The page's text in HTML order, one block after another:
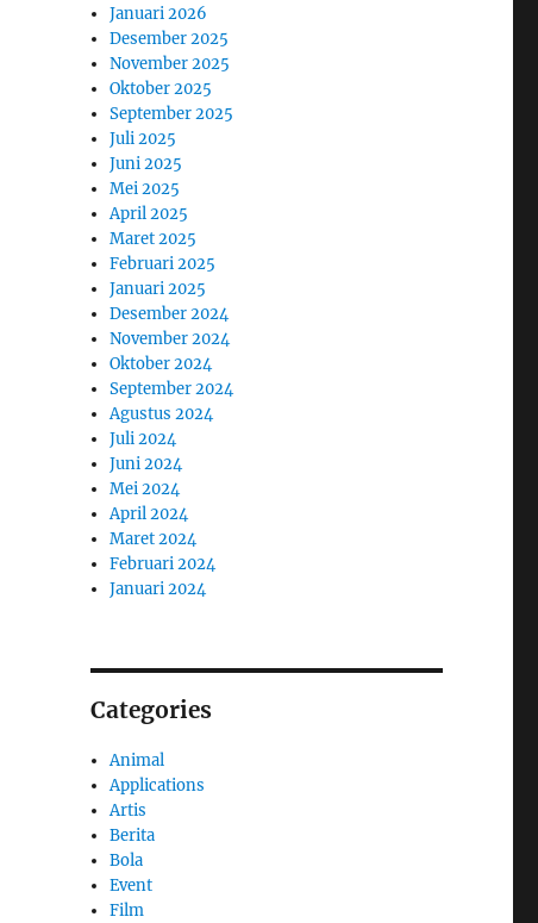
Januari 2026
Desember 2025
November 2025
Oktober 2025
September 2025
Juli 2025
Juni 2025
Mei 2025
April 2025
Maret 2025
Februari 2025
Januari 2025
Desember 2024
November 2024
Oktober 2024
September 2024
Agustus 2024
Juli 2024
Juni 2024
Mei 2024
April 2024
Maret 2024
Februari 2024
Januari 2024
Categories
Animal
Applications
Artis
Berita
Bola
Event
Film